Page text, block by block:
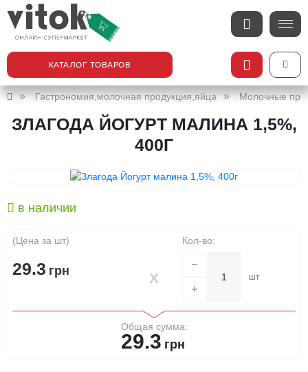
КАТАЛОГ ТОВАРОВ
Гастрономия,молочная продукция,яйца Молочные
ЗЛАГОДА ЙОГУРТ МАЛИНА 1,5%,
400Г
в наличии
(Цена за шт)
29.3 грн
Кол-во:
шт
Общая сумма:
29.3 грн